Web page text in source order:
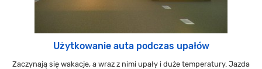
Użytkowanie auta podczas upałów
Zaczynają się wakacje, a wraz z nimi upały i duże temperatury. Jazda